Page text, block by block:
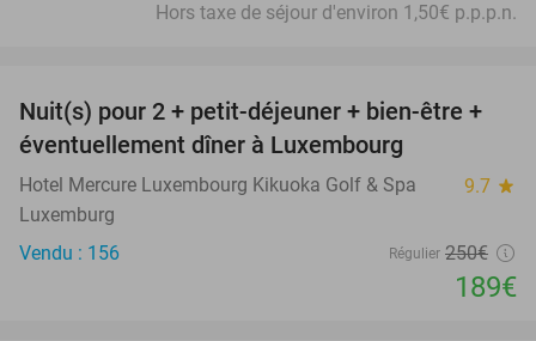
Hors taxe de séjour d'environ 1,50€ p.p.p.n.
24%
Nuit(s) pour 2 + petit-déjeuner + bien-être +
éventuellement dîner à Luxembourg
Hotel Mercure Luxembourg Kikuoka Golf & Spa 9.7 star
Luxemburg
Vendu : 156
Régulier 250€
189€